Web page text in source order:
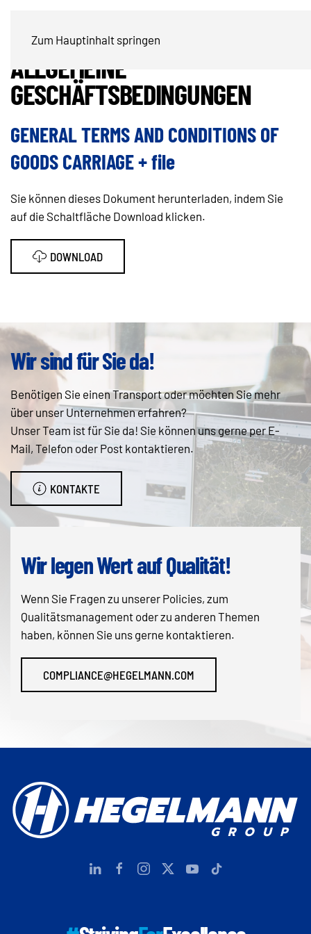
Zum Hauptinhalt springen
AUFTRAGSBESTÄTIGUNG /
ALLGEMEINE
GESCHÄFTSBEDINGUNGEN
GENERAL TERMS AND CONDITIONS OF
GOODS CARRIAGE + file
Sie können dieses Dokument herunterladen, indem Sie
auf die Schaltfläche Download klicken.
DOWNLOAD
Wir sind für Sie da!
Benötigen Sie einen Transport oder möchten Sie mehr
über unser Unternehmen erfahren?
Unser Team ist für Sie da! Sie können uns gerne per E-
Mail, Telefon oder Post kontaktieren.
KONTAKTE
Wir legen Wert auf Qualität!
Wenn Sie Fragen zu unserer Policies, zum
Qualitätsmanagement oder zu anderen Themen
haben, können Sie uns gerne kontaktieren.
COMPLIANCE@HEGELMANN.COM